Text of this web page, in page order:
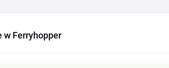
w Ferryhopper